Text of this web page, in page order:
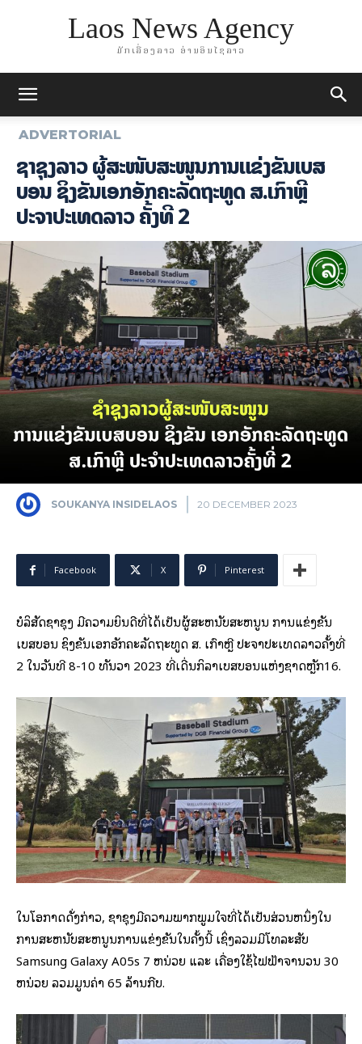
Laos News Agency
ມັກເລື່ອງລາວ ອ່ານອິນໄຊລາວ
ADVERTORIAL
ຊໍາຊຸງລາວ ຜູ້ສະໜັບສະໜູນການແຂ່ງຂັນເບສ
ບອນ ຊິງຂັນເອກອັກຄະລັດຖະທູດ ສ.ເກົາຫຼີ
ປະຈຳປະເທດລາວ ຄັ້ງທີ 2
SOUKANYA INSIDELAOS 20 DECEMBER 2023
Facebook X Pinterest
ບໍລິສັດຊໍາຊຸງ ມີຄວາມຍິນດີທີ່ໄດ້ເປັນຜູ້ສະຫນັບສະຫນູນ ການແຂ່ງຂັນ
ເບສບອນ ຊິງຂັນເອກອັກຄະລັດຖະທູດ ສ. ເກົາຫຼີ ປະຈຳປະເທດລາວຄັ້ງທີ່
2 ໃນວັນທີ 8-10 ທັນວາ 2023 ທີ່ເດີ່ນກິລາເບສບອນແຫ່ງຊາດຫຼັກ16.
ໃນໂອກາດດັ່ງກ່າວ, ຊໍາຊຸງມີຄວາມພາກພູມໃຈທີ່ໄດ້ເປັນສ່ວນຫນຶ່ງໃນ
ການສະຫນັບສະຫນູນການແຂ່ງຂັນໃນຄັ້ງນີ້ ເຊິ່ງລວມມີໂທລະສັບ
Samsung Galaxy A05s 7 ຫນ່ວຍ ແລະ ເຄື່ອງໃຊ້ໄຟຟ້າຈໍານວນ 30
ຫນ່ວຍ ລວມມູນຄ່າ 65 ລ້ານກີບ.